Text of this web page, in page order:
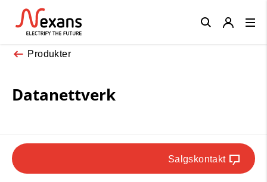
Produkter
Datanettverk
Salgskontakt
Close